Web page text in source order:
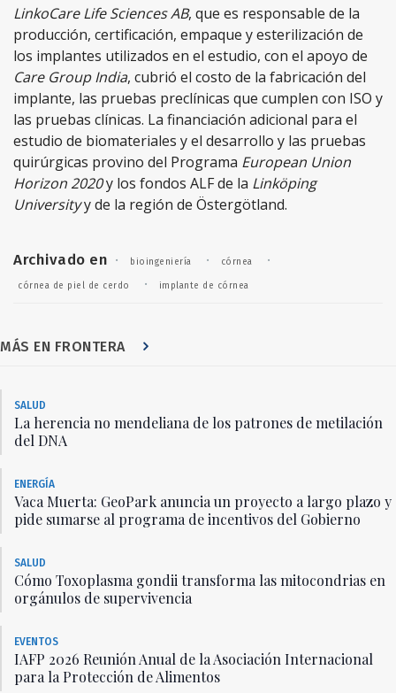
LinkoCare Life Sciences AB, que es responsable de la
producción, certificación, empaque y esterilización de
los implantes utilizados en el estudio, con el apoyo de
Care Group India, cubrió el costo de la fabricación del
implante, las pruebas preclínicas que cumplen con ISO y
las pruebas clínicas. La financiación adicional para el
estudio de biomateriales y el desarrollo y las pruebas
quirúrgicas provino del Programa European Union
Horizon 2020y los fondos ALF de la Linköping
Universityy de la región de Östergötland.
Archivado en · bioingeniería · córnea ·
córnea de piel de cerdo · implante de córnea
MÁS EN FRONTERA
SALUD
La herencia no mendeliana de los patrones de metilación
del DNA
ENERGÍA
Vaca Muerta: GeoPark anuncia un proyecto a largo plazo y
pide sumarse al programa de incentivos del Gobierno
SALUD
Cómo Toxoplasma gondii transforma las mitocondrias en
orgánulos de supervivencia
EVENTOS
IAFP 2026 Reunión Anual de la Asociación Internacional
para la Protección de Alimentos